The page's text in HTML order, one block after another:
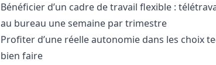
Bénéficier d’un cadre de travail flexible :
au bureau une semaine par trimestre
Profiter d’une réelle autonomie dans les choix
bien faire